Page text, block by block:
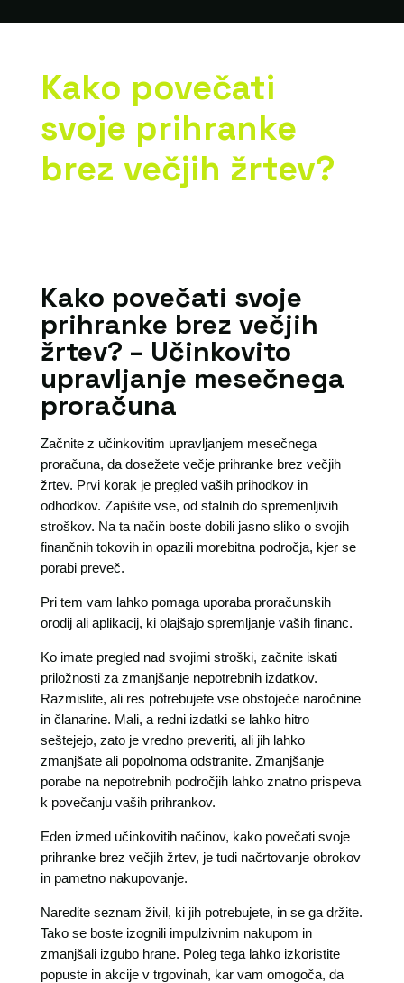
Kako povečati
svoje prihranke
brez večjih žrtev?
Kako povečati svoje
prihranke brez večjih
žrtev? – Učinkovito
upravljanje mesečnega
proračuna
Začnite z učinkovitim upravljanjem mesečnega
proračuna, da dosežete večje prihranke brez večjih
žrtev. Prvi korak je pregled vaših prihodkov in
odhodkov. Zapišite vse, od stalnih do spremenljivih
stroškov. Na ta način boste dobili jasno sliko o svojih
finančnih tokovih in opazili morebitna področja, kjer se
porabi preveč.
Pri tem vam lahko pomaga uporaba proračunskih
orodij ali aplikacij, ki olajšajo spremljanje vaših financ.
Ko imate pregled nad svojimi stroški, začnite iskati
priložnosti za zmanjšanje nepotrebnih izdatkov.
Razmislite, ali res potrebujete vse obstoječe naročnine
in članarine. Mali, a redni izdatki se lahko hitro
seštejejo, zato je vredno preveriti, ali jih lahko
zmanjšate ali popolnoma odstranite. Zmanjšanje
porabe na nepotrebnih področjih lahko znatno prispeva
k povečanju vaših prihrankov.
Eden izmed učinkovitih načinov, kako povečati svoje
prihranke brez večjih žrtev, je tudi načrtovanje obrokov
in pametno nakupovanje.
Naredite seznam živil, ki jih potrebujete, in se ga držite.
Tako se boste izognili impulzivnim nakupom in
zmanjšali izgubo hrane. Poleg tega lahko izkoristite
popuste in akcije v trgovinah, kar vam omogoča, da